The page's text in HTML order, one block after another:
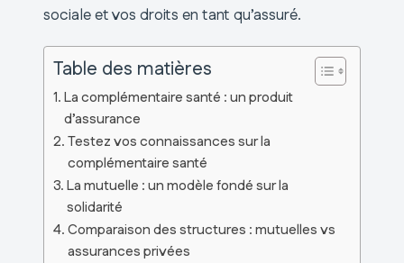
sociale et vos droits en tant qu’assuré.
Table des matières
La complémentaire santé : un produit
d’assurance
Testez vos connaissances sur la
complémentaire santé
La mutuelle : un modèle fondé sur la
solidarité
Comparaison des structures : mutuelles vs
assurances privées